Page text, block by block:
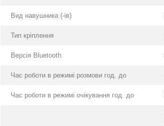
Вид навушника (-ів)
Тип кріплення
Версія Bluetooth
Час роботи в режимі розмови год. до
Час роботи в режимі очікування год. до